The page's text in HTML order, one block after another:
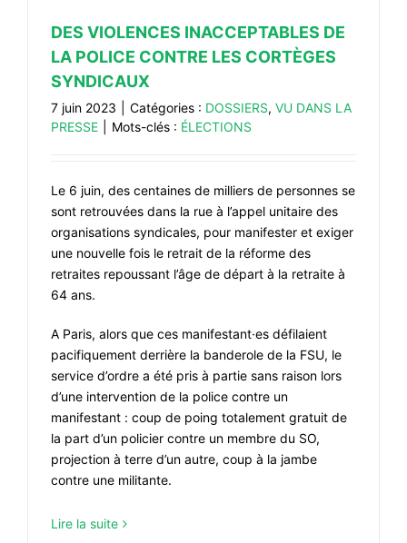
DES VIOLENCES INACCEPTABLES DE
LA POLICE CONTRE LES CORTÈGES
SYNDICAUX
7 juin 2023 Catégories : DOSSIERS, VU DANS LA
PRESSE
Mots-clés : ÉLECTIONS
Le 6 juin, des centaines de milliers de personnes se
sont retrouvées dans la rue à l’appel unitaire des
organisations syndicales, pour manifester et exiger
une nouvelle fois le retrait de la réforme des
retraites repoussant l’âge de départ à la retraite à
64 ans.
A Paris, alors que ces manifestant·es défilaient
pacifiquement derrière la banderole de la FSU, le
service d’ordre a été pris à partie sans raison lors
d’une intervention de la police contre un
manifestant : coup de poing totalement gratuit de
la part d’un policier contre un membre du SO,
projection à terre d’un autre, coup à la jambe
contre une militante.
Lire la suite